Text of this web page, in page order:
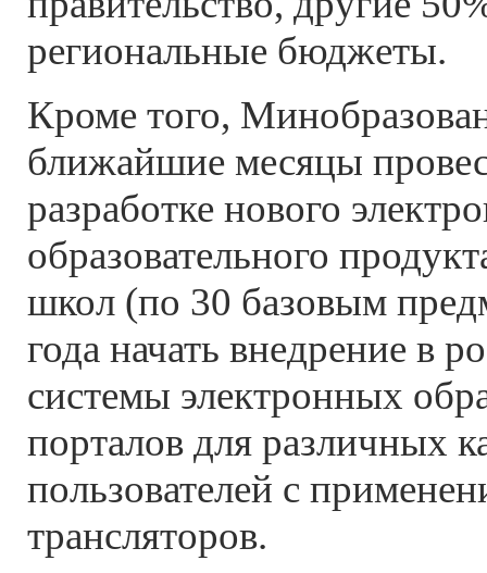
региональные бюджеты.
Кроме того,
ближайшие месяцы
разработке нового
образовательного
школ (по 30 базовым
года начать внедрение в
системы электронных
порталов для различных
пользователей с
трансляторов.